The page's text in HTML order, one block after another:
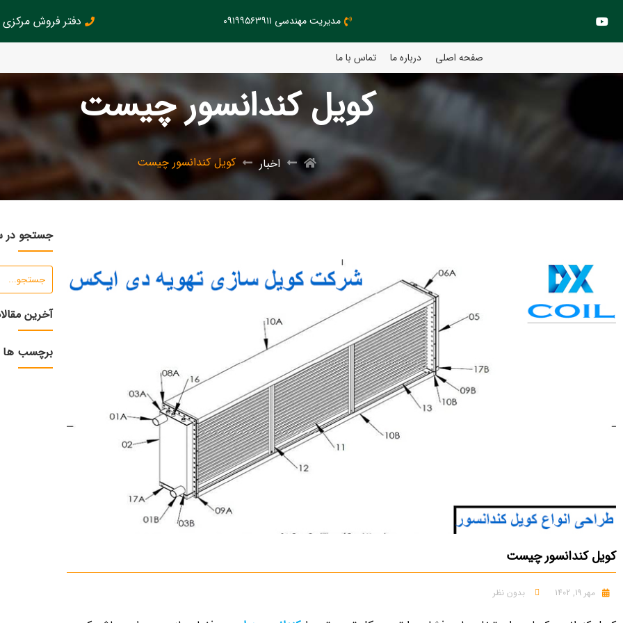
مدیریت مهندسی ۰۹۱۹۹۵۶۳۹۱۱ دفتر فروش مرکزی :
صفحه اصلی درباره ما تماس با ما
کویل کندانسور چیست
اخبار کویل کندانسور چیست
کویل کندانسور چیست
مهر 19, 1402 بدون نظر
جستجو در
آخرین
برچسب ها